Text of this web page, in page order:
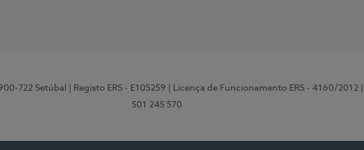
722 Setúbal | Registo ERS - E105259 | Licença de Funcionamento ERS - 4160/2012
501 245 570